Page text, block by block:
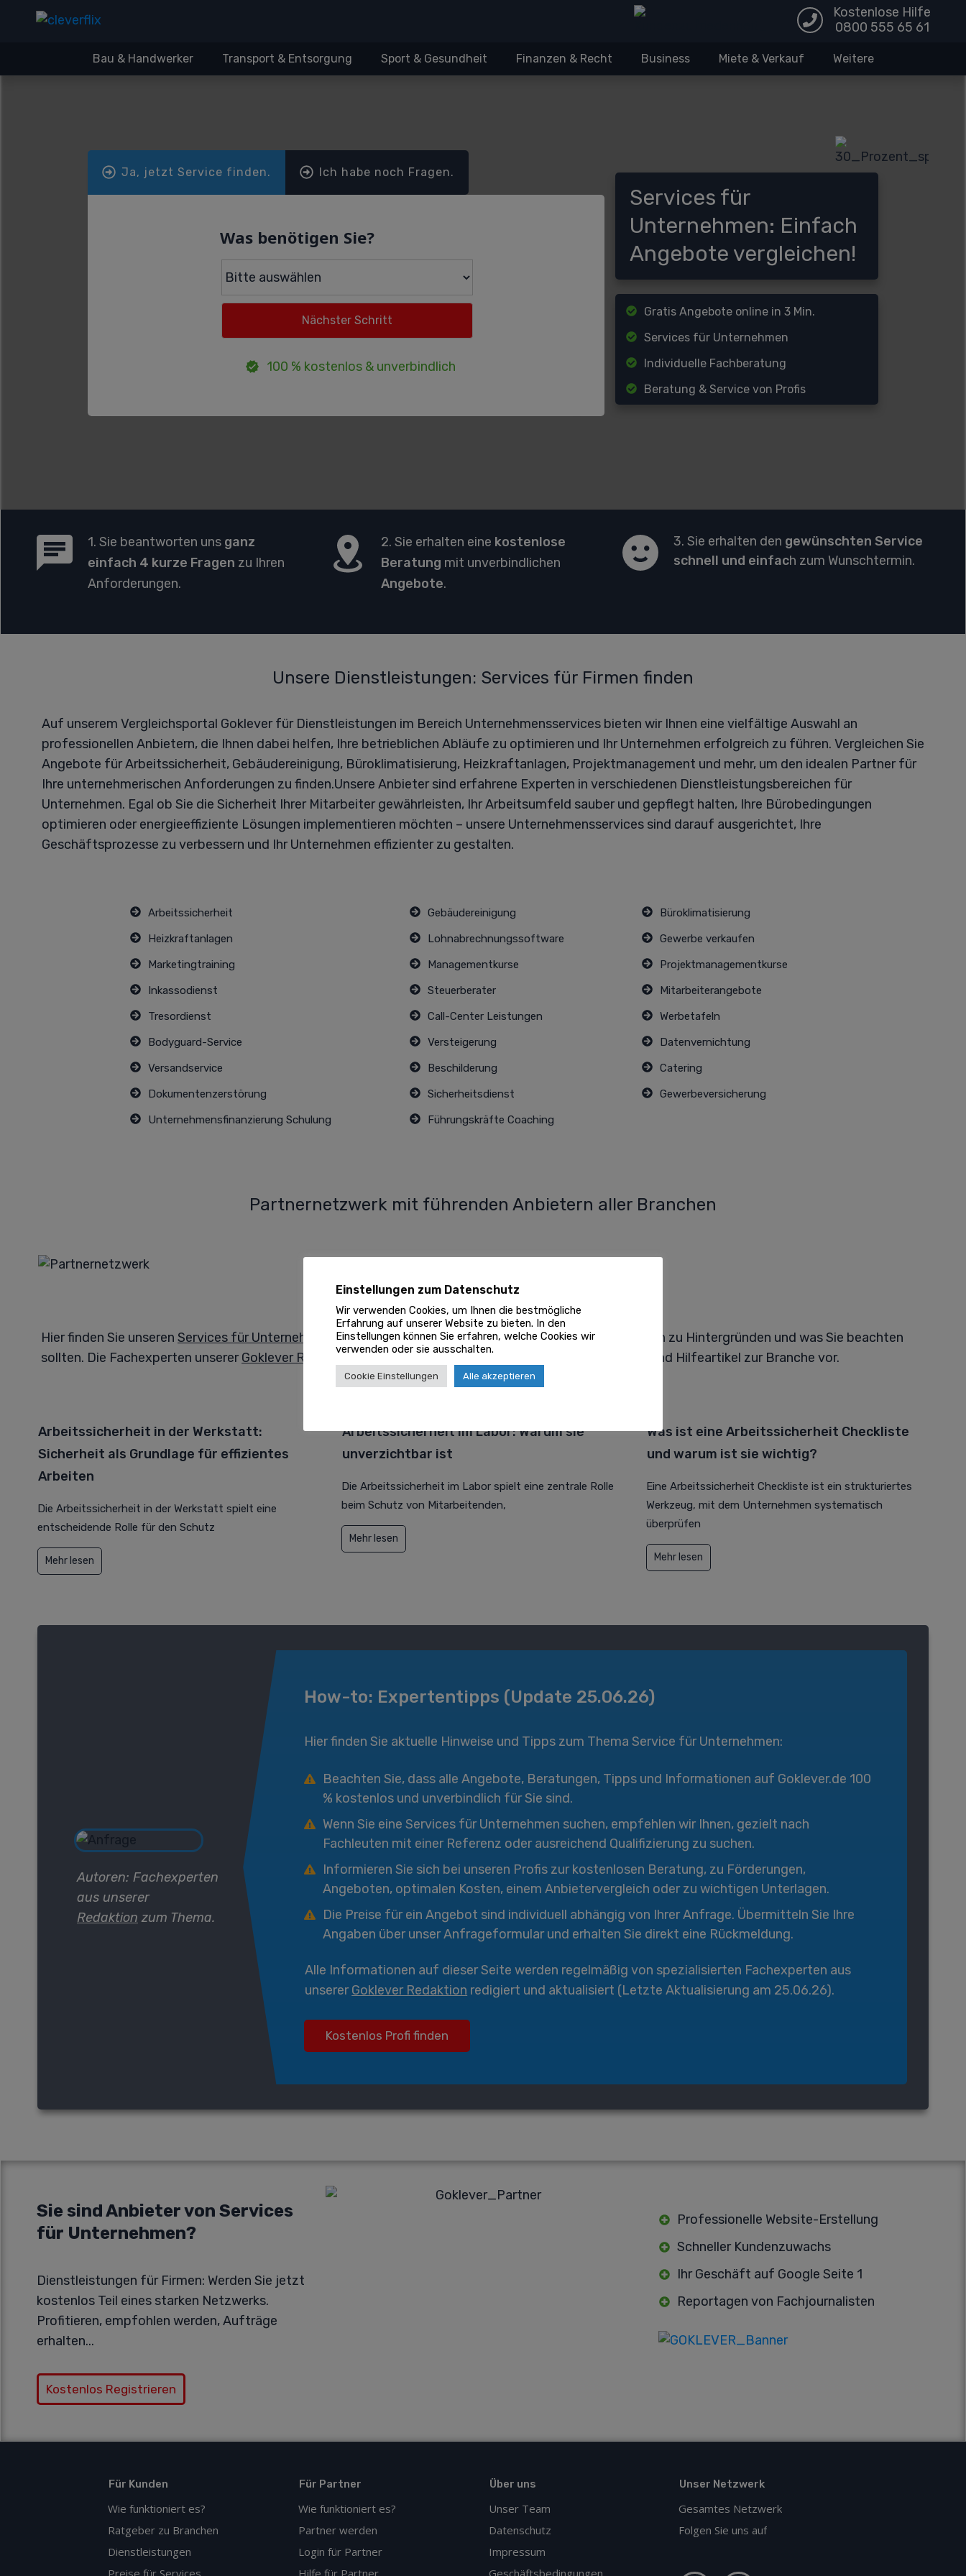
Kostenlose Hilfe
0800 555 65 61
Bau & Handwerker Transport & Entsorgung Sport & Gesundheit Finanzen & Recht Business Miete & Verkauf Weitere
Ja, jetzt Service finden. Ich habe noch Fragen.
Was benötigen Sie?
100 % kostenlos & unverbindlich
Services für
Unternehmen: Einfach
Angebote vergleichen!
Gratis Angebote online in 3 Min.
Services für Unternehmen
Individuelle Fachberatung
Beratung & Service von Profis
1. Sie beantworten uns ganz
einfach 4 kurze Fragen zu Ihren
Anforderungen.
2. Sie erhalten eine kostenlose
Beratung mit unverbindlichen
Angebote.
3. Sie erhalten den gewünschten Service
schnell und einfach zum Wunschtermin.
Unsere Dienstleistungen: Services für Firmen finden
Auf unserem Vergleichsportal Goklever für Dienstleistungen im Bereich Unternehmensservices bieten wir Ihnen eine vielfältige Auswahl an
professionellen Anbietern, die Ihnen dabei helfen, Ihre betrieblichen Abläufe zu optimieren und Ihr Unternehmen erfolgreich zu führen. Vergleichen Sie
Angebote für Arbeitssicherheit, Gebäudereinigung, Büroklimatisierung, Heizkraftanlagen, Projektmanagement und mehr, um den idealen Partner für
Ihre unternehmerischen Anforderungen zu finden.Unsere Anbieter sind erfahrene Experten in verschiedenen Dienstleistungsbereichen für
Unternehmen. Egal ob Sie die Sicherheit Ihrer Mitarbeiter gewährleisten, Ihr Arbeitsumfeld sauber und gepflegt halten, Ihre Bürobedingungen
optimieren oder energieeffiziente Lösungen implementieren möchten – unsere Unternehmensservices sind darauf ausgerichtet, Ihre
Geschäftsprozesse zu verbessern und Ihr Unternehmen effizienter zu gestalten.
Arbeitssicherheit
Heizkraftanlagen
Marketingtraining
Inkassodienst
Tresordienst
Bodyguard-Service
Versandservice
Dokumentenzerstörung
Unternehmensfinanzierung Schulung
Gebäudereinigung
Lohnabrechnungssoftware
Managementkurse
Steuerberater
Call-Center Leistungen
Versteigerung
Beschilderung
Sicherheitsdienst
Führungskräfte Coaching
Büroklimatisierung
Gewerbe verkaufen
Projektmanagementkurse
Mitarbeiterangebote
Werbetafeln
Datenvernichtung
Catering
Gewerbeversicherung
Partnernetzwerk mit führenden Anbietern aller Branchen
Ratgeber und aktuelle News: Juni 2026
Hier finden Sie unseren Services für Unternehmen Ratgebermit aktuellen Hinweisen, Tipps, Informationen zu Hintergründen und was Sie beachten
sollten. Die Fachexperten unsererGoklever Redaktionstellen hier regelmäßig wichtige Updates, Guides und Hilfeartikel zur Branche vor.
Arbeitssicherheit in der Werkstatt:
Sicherheit als Grundlage für effizientes
Arbeiten
Die Arbeitssicherheit in der Werkstatt spielt eine
entscheidende Rolle für den Schutz
Mehr lesen
Arbeitssicherheit im Labor: Warum sie
unverzichtbar ist
Die Arbeitssicherheit im Labor spielt eine zentrale Rolle
beim Schutz von Mitarbeitenden,
Mehr lesen
Was ist eine Arbeitssicherheit Checkliste
und warum ist sie wichtig?
Eine Arbeitssicherheit Checkliste ist ein strukturiertes
Werkzeug, mit dem Unternehmen systematisch
überprüfen
Mehr lesen
Autoren: Fachexperten
aus unserer
Redaktion zum Thema.
How-to: Expertentipps (Update 25.06.26)
Hier finden Sie aktuelle Hinweise und Tipps zum Thema Service für Unternehmen:
Beachten Sie, dass alle Angebote, Beratungen, Tipps und Informationen auf Goklever.de 100
% kostenlos und unverbindlich für Sie sind.
Wenn Sie eine Services für Unternehmen suchen, empfehlen wir Ihnen, gezielt nach
Fachleuten mit einer Referenz oder ausreichend Qualifizierung zu suchen.
Informieren Sie sich bei unseren Profis zur kostenlosen Beratung, zu Förderungen,
Angeboten, optimalen Kosten, einem Anbietervergleich oder zu wichtigen Unterlagen.
Die Preise für ein Angebot sind individuell abhängig von Ihrer Anfrage. Übermitteln Sie Ihre
Angaben über unser Anfrageformular und erhalten Sie direkt eine Rückmeldung.
Alle Informationen auf dieser Seite werden regelmäßig von spezialisierten Fachexperten aus
unsererGoklever Redaktion redigiert und aktualisiert (Letzte Aktualisierung am 25.06.26).
Kostenlos Profi finden
Sie sind Anbieter von Services
für Unternehmen?
Dienstleistungen für Firmen: Werden Sie jetzt
kostenlos Teil eines starken Netzwerks.
Profitieren, empfohlen werden, Aufträge
erhalten...
Kostenlos Registrieren
Professionelle Website-Erstellung
Schneller Kundenzuwachs
Ihr Geschäft auf Google Seite 1
Reportagen von Fachjournalisten
Für Kunden
Wie funktioniert es?
Ratgeber zu Branchen
Dienstleistungen
Preise für Services
Für Partner
Wie funktioniert es?
Partner werden
Login für Partner
Hilfe für Partner
Über uns
Unser Team
Datenschutz
Impressum
Geschäftsbedingungen
Unser Netzwerk
Gesamtes Netzwerk
Folgen Sie uns auf
Einstellungen zum Datenschutz
Wir verwenden Cookies, um Ihnen die bestmögliche
Erfahrung auf unserer Website zu bieten. In den
Einstellungen können Sie erfahren, welche Cookies wir
verwenden oder sie ausschalten.
Cookie Einstellungen Alle akzeptieren